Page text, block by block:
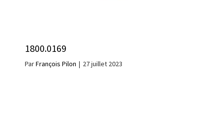
1800.0169
ParFrançois Pilon | 27 juillet 2023